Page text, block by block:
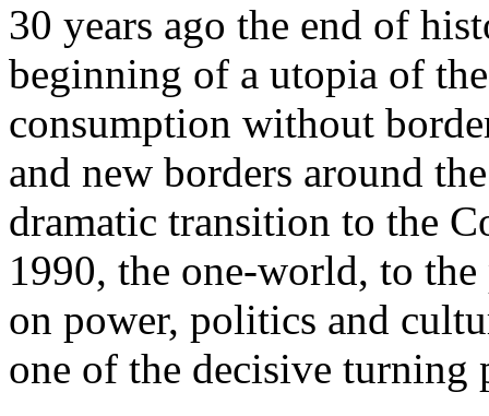
30 years ago the end of
beginning of a utopia of
consumption without
and new borders around
dramatic transition to the
1990, the one-world, to the
on power, politics and
one of the decisive turning